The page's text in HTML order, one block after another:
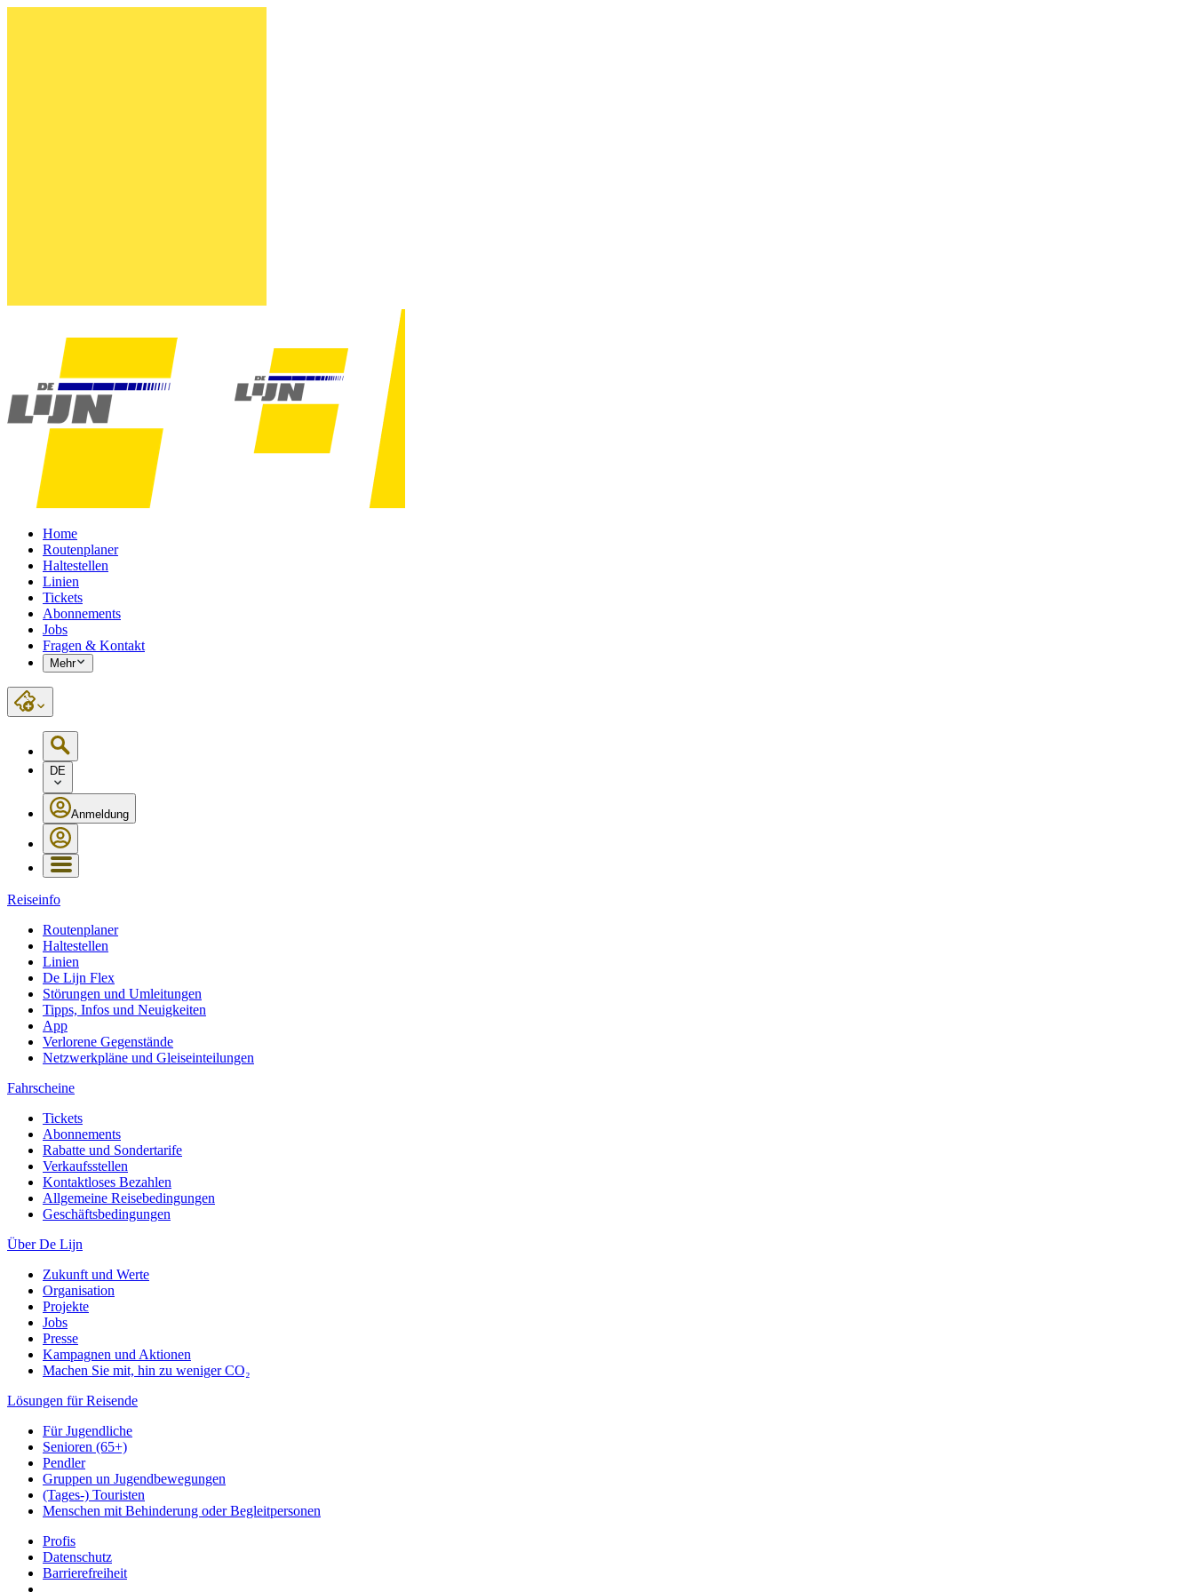
Home
Routenplaner
Haltestellen
Linien
Tickets
Abonnements
Jobs
Fragen & Kontakt
Mehr
DE
Anmeldung
Reiseinfo
Routenplaner
Haltestellen
Linien
De Lijn Flex
Störungen und Umleitungen
Tipps, Infos und Neuigkeiten
App
Verlorene Gegenstände
Netzwerkpläne und Gleiseinteilungen
Fahrscheine
Tickets
Abonnements
Rabatte und Sondertarife
Verkaufsstellen
Kontaktloses Bezahlen
Allgemeine Reisebedingungen
Geschäftsbedingungen
Über De Lijn
Zukunft und Werte
Organisation
Projekte
Jobs
Presse
Kampagnen und Aktionen
Machen Sie mit, hin zu weniger CO₂
Lösungen für Reisende
Für Jugendliche
Senioren (65+)
Pendler
Gruppen un Jugendbewegungen
(Tages-) Touristen
Menschen mit Behinderung oder Begleitpersonen
Profis
Datenschutz
Barrierefreiheit